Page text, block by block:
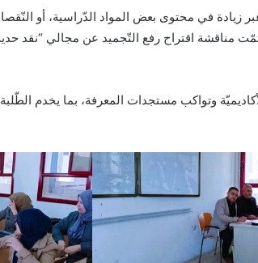
زيادة في محتوى بعض المواد الدّراسية، أو
مناقشة اقتراح رفع التّجميد عن مجالي “نقد
وتواكب مستجدات المعرفة، بما يخدم